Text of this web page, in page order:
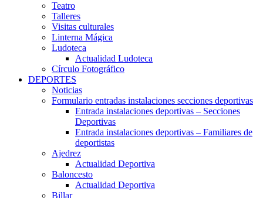
Teatro
Talleres
Visitas culturales
Linterna Mágica
Ludoteca
Actualidad Ludoteca
Círculo Fotográfico
DEPORTES
Noticias
Formulario entradas instalaciones secciones deportivas
Entrada instalaciones deportivas – Secciones
Deportivas
Entrada instalaciones deportivas – Familiares de
deportistas
Ajedrez
Actualidad Deportiva
Baloncesto
Actualidad Deportiva
Billar